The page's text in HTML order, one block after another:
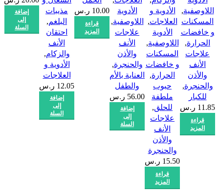
اللاوصفية,
المسكنات
و خافضات
الحرارة,
علاجات
الأنف
والأذن
والحنجرة,
للكبار
11.85 ر.س
قراءة
المزيد
الأدوية و
العلاجات,
الأدوية
اللاوصفية,
المسكنات
و خافضات
الحرارة,
حبوب
ملطفة
للحلق,
علاجات
الأنف
والأذن
والحنجرة
15.50 ر.س
قراءة
المزيد
الأدوية
اللاوصفية,
علاجات
الأنف
والأذن
والحنجرة,
العناية بالأم
والطفل
56.00 ر.س
إضافة
إلى
السلة
10.00 ر.س
قراءة
المزيد
مذيبات
البلغم,
احتقان
الأنف
والزكام,
الأدوية و
العلاجات
12.05 ر.س
إضافة
إلى
السلة
إضافة
إلى
السلة